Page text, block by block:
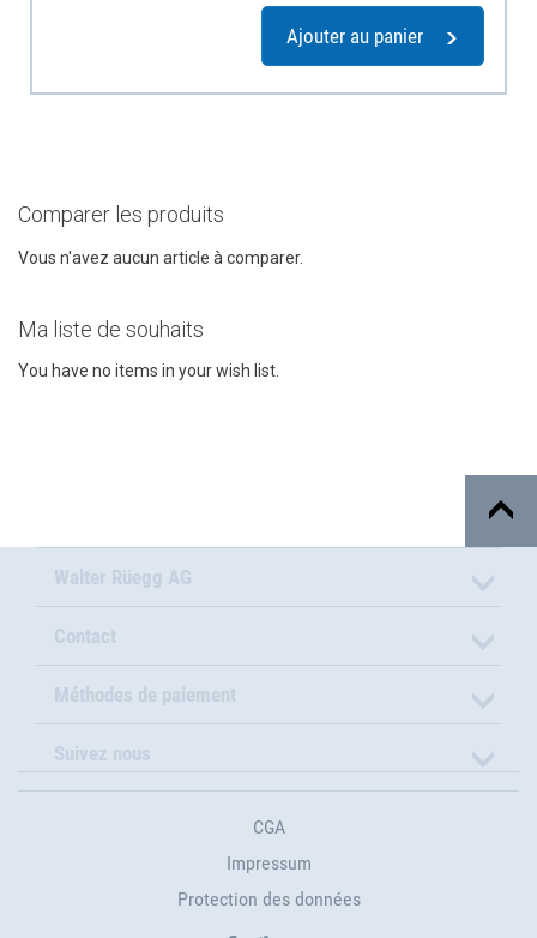
Ajouter au panier
Comparer les produits
Vous n'avez aucun article à comparer.
Ma liste de souhaits
You have no items in your wish list.
Walter Rüegg AG
Contact
Méthodes de paiement
Suivez nous
CGA
Impressum
Protection des données